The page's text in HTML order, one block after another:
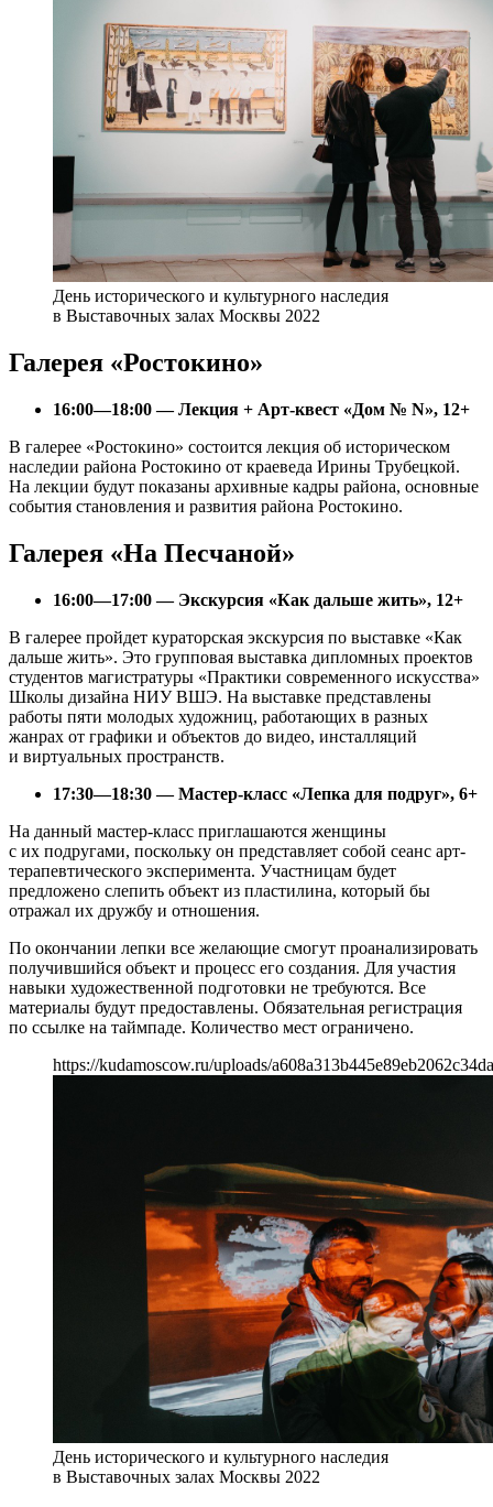
День исторического и культурного наследия
в Выставочных залах Москвы 2022
Галерея «Ростокино»
16:00—18:00 — Лекция + Арт-квест «Дом № N», 12+
В галерее «Ростокино» состоится лекция об историческом
наследии района Ростокино от краеведа Ирины Трубецкой.
На лекции будут показаны архивные кадры района, основные
события становления и развития района Ростокино.
Галерея «На Песчаной»
16:00—17:00 — Экскурсия «Как дальше жить», 12+
В галерее пройдет кураторская экскурсия по выставке «Как
дальше жить». Это групповая выставка дипломных проектов
студентов магистратуры «Практики современного искусства»
Школы дизайна НИУ ВШЭ. На выставке представлены
работы пяти молодых художниц, работающих в разных
жанрах от графики и объектов до видео, инсталляций
и виртуальных пространств.
17:30—18:30 — Мастер-класс «Лепка для подруг», 6+
На данный мастер-класс приглашаются женщины
с их подругами, поскольку он представляет собой сеанс арт-
терапевтического эксперимента. Участницам будет
предложено слепить объект из пластилина, который бы
отражал их дружбу и отношения.
По окончании лепки все желающие смогут проанализировать
получившийся объект и процесс его создания. Для участия
навыки художественной подготовки не требуются. Все
материалы будут предоставлены. Обязательная регистрация
по ссылке на таймпаде. Количество мест ограничено.
https://kudamoscow.ru/uploads/
День исторического и культурного наследия
в Выставочных залах Москвы 2022